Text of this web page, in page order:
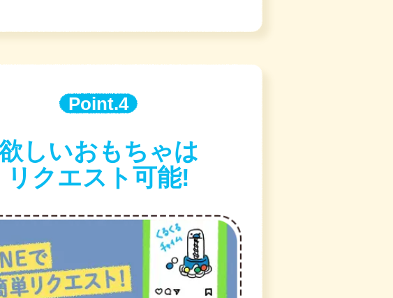
Point.4
欲しいおもちゃは
リクエスト可能!